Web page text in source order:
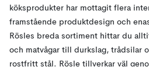
köksprodukter har mottagit flera
framstående produktdesign och
Rösles breda sortiment hittar du
och matvågar till durkslag, trådsilar
rostfritt stål. Rösle tillverkar väl